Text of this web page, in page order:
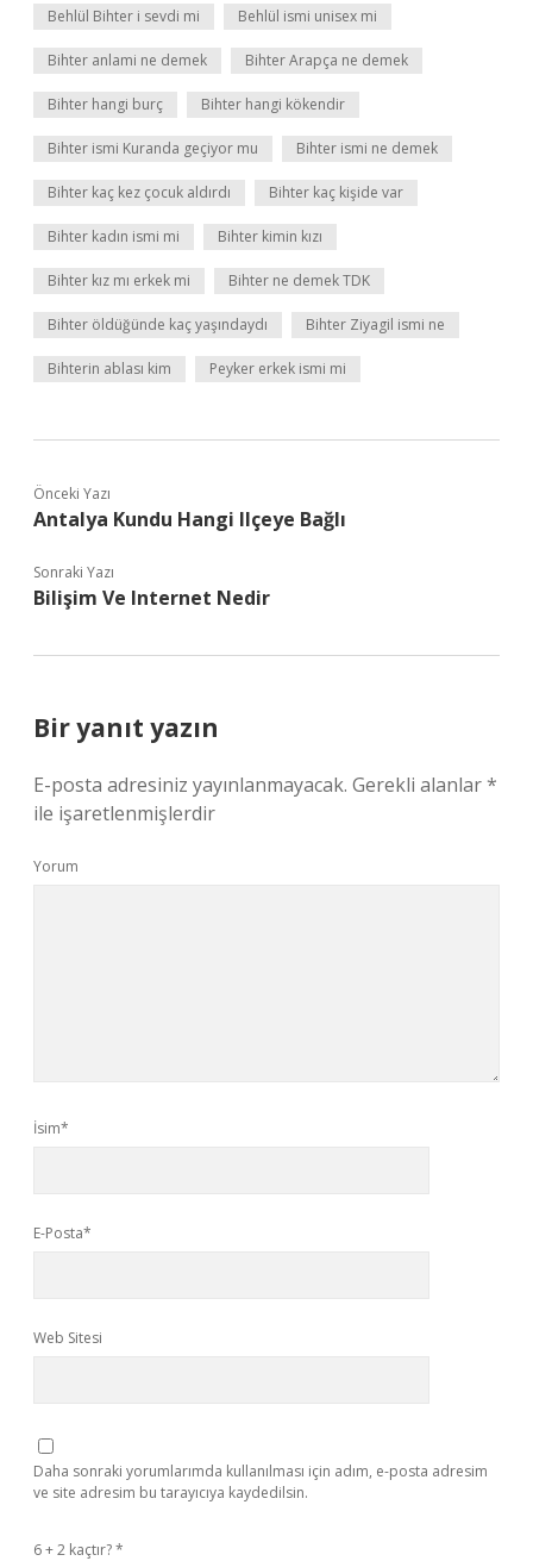
Behlül Bihter i sevdi mi Behlül ismi unisex mi
Bihter anlami ne demek Bihter Arapça ne demek
Bihter hangi burç Bihter hangi kökendir
Bihter ismi Kuranda geçiyor mu Bihter ismi ne demek
Bihter kaç kez çocuk aldırdı Bihter kaç kişide var
Bihter kadın ismi mi Bihter kimin kızı
Bihter kız mı erkek mi Bihter ne demek TDK
Bihter öldüğünde kaç yaşındaydı Bihter Ziyagil ismi ne
Bihterin ablası kim Peyker erkek ismi mi
Önceki Yazı
Antalya Kundu Hangi Ilçeye Bağlı
Sonraki Yazı
Bilişim Ve Internet Nedir
Bir yanıt yazın
E-posta adresiniz yayınlanmayacak. Gerekli alanlar*
ile işaretlenmişlerdir
Yorum
İsim*
E-Posta*
Web Sitesi
Daha sonraki yorumlarımda kullanılması için adım, e-posta adresim
ve site adresim bu tarayıcıya kaydedilsin.
6 + 2 kaçtır?*